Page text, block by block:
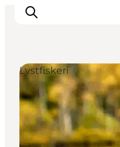
Inspiration
Destinationer
Oplevelser
Lystfiskeri